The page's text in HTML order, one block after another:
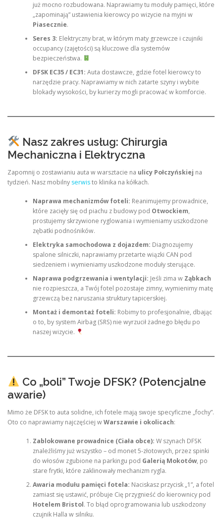
już mocno rozbudowana. Naprawiamy tu moduły pamięci, które
„zapominają” ustawienia kierowcy po wizycie na myjni w
Piasecznie.
Seres 3: Elektryczny brat, w którym maty grzewcze i czujniki
occupancy (zajętości) są kluczowe dla systemów
bezpieczeństwa.
DFSK EC35 / EC31: Auta dostawcze, gdzie fotel kierowcy to
narzędzie pracy. Naprawiamy w nich zatarte szyny i wybite
blokady wysokości, by kurierzy mogli pracować w komforcie.
Nasz zakres usług: Chirurgia
Mechaniczna i Elektryczna
Zapomnij o zostawianiu auta w warsztacie na ulicy Połczyńskiej na
tydzień. Nasz mobilny serwisto klinika na kółkach.
Naprawa mechanizmów foteli: Reanimujemy prowadnice,
które zacięły się od piachu z budowy pod Otwockiem,
prostujemy skrzywione ryglowania i wymieniamy uszkodzone
zębatki podnośników.
Elektryka samochodowa z dojazdem: Diagnozujemy
spalone silniczki, naprawiamy przetarte wiązki CAN pod
siedzeniem i wymieniamy uszkodzone moduły sterujące.
Naprawa podgrzewania i wentylacji: Jeśli zima w Ząbkach
nie rozpieszcza, a Twój fotel pozostaje zimny, wymienimy matę
grzewczą bez naruszania struktury tapicerskiej.
Montaż i demontaż foteli: Robimy to profesjonalnie, dbając
o to, by system Airbag (SRS) nie wyrzucił żadnego błędu po
naszej wizycie.
Co „boli” Twoje DFSK? (Potencjalne
awarie)
Mimo że DFSK to auta solidne, ich fotele mają swoje specyficzne „fochy”.
Oto co naprawiamy najczęściej wWarszawie i okolicach:
Zablokowane prowadnice (Ciała obce): W szynach DFSK
znaleźliśmy już wszystko – od monet 5-złotowych, przez spinki
do włosów zgubione na parkingu pod Galerią Mokotów, po
stare frytki, które zaklinowały mechanizm rygla.
Awaria modułu pamięci fotela: Naciskasz przycisk „1”, a fotel
zamiast się ustawić, próbuje Cię przygnieść do kierownicy pod
Hotelem Bristol. To błąd oprogramowania lub uszkodzony
czujnik Halla w silniku.